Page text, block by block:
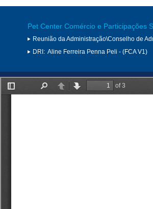
Pet Center Comércio e Participações
Reunião da Administração\Conselho de
DRI: Aline Ferreira Penna Peli - (FCA V1)